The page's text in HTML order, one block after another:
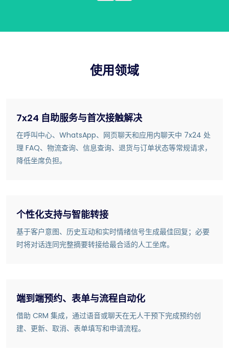
使用领域
7x24 自助服务与首次接触解决
在呼叫中心、WhatsApp、网页聊天和应用内聊天中 7x24 处
理 FAQ、物流查询、信息查询、退货与订单状态等常规请求，
降低坐席负担。
个性化支持与智能转接
基于客户意图、历史互动和实时情绪信号生成最佳回复；必要
时将对话连同完整摘要转接给最合适的人工坐席。
端到端预约、表单与流程自动化
借助 CRM 集成，通过语音或聊天在无人干预下完成预约创
建、更新、取消、表单填写和申请流程。